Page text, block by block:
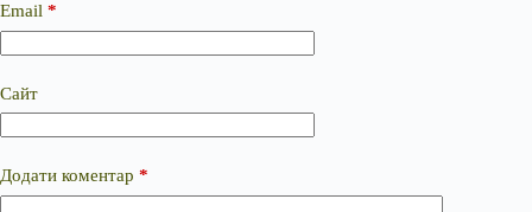
Email *
Сайт
Додати коментар *